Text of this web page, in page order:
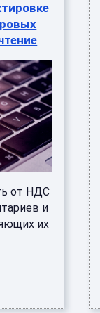
от НДС
и
их